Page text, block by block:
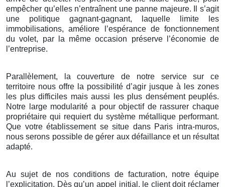
empêcher qu’elles n’entraînent une panne majeure. Il s’agit
une politique gagnant-gagnant, laquelle limite les
immobilisations, améliore l’espérance de fonctionnement
du volet, par la même occasion préserve l’économie de
l’entreprise.
Parallèlement, la couverture de notre service sur ce
territoire nous offre la possibilité d’agir jusque à les zones
les plus difficiles mais aussi les plus densément peuplés.
Notre large modularité a pour objectif de rassurer chaque
propriétaire qui requiert du système métallique performant.
Que votre établissement se situe dans Paris intra-muros,
nous serons possible de gérer aux défaillance et un résultat
adapté.
Au sujet de nos conditions de facturation, notre équipe
l’explicitation. Dès qu’un appel initial, le client doit réclamer